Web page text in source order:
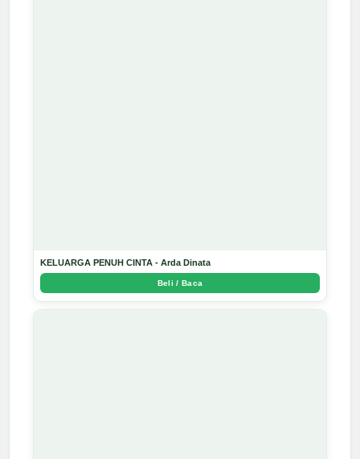
KELUARGA PENUH CINTA - Arda Dinata
Beli / Baca